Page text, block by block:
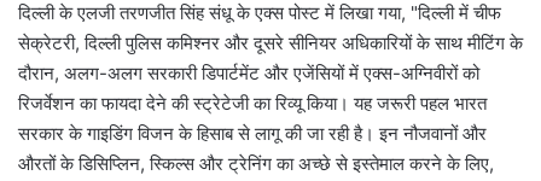
दिल्ली के एलजी तरणजीत सिंह संधू के एक्स पोस्ट में लिखा गया, "दिल्ली में चीफ
सेक्रेटरी, दिल्ली पुलिस कमिश्नर और दूसरे सीनियर अधिकारियों के साथ मीटिंग के
दौरान, अलग-अलग सरकारी डिपार्टमेंट और एजेंसियों में एक्स-अग्निवीरों को
रिजर्वेशन का फायदा देने की स्ट्रेटेजी का रिव्यू किया। यह जरूरी पहल भारत
सरकार के गाइडिंग विजन के हिसाब से लागू की जा रही है। इन नौजवानों और
औरतों के डिसिप्लिन, स्किल्स और ट्रेनिंग का अच्छे से इस्तेमाल करने के लिए,